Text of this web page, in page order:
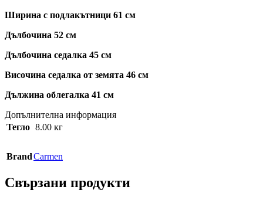
Ширина с подлакътници 61 см
Дълбочина 52 см
Дълбочина седалка 45 см
Височина седалка от земята 46 см
Дължина облегалка 41 см
Допълнителна информация
Тегло 8.00 кг
BrandCarmen
Свързани продукти